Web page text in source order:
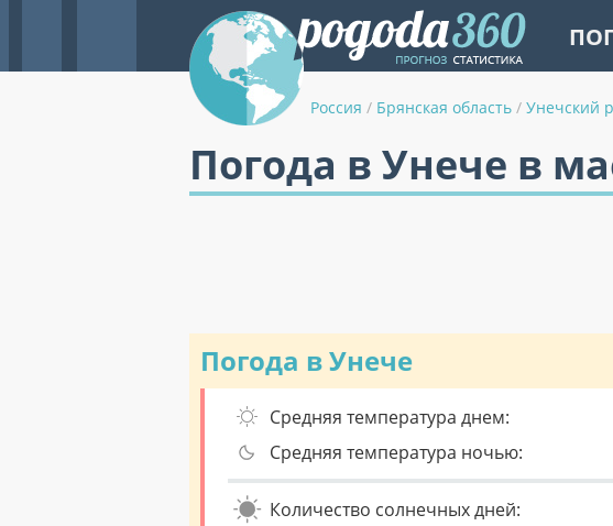
Россия / Брянская область / Унечский
Погода в Унече в
Погода в Унече
Средняя температура днем:
Средняя температура ночью:
Количество солнечных дней: